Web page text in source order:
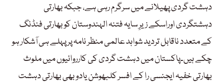
دہشت گردی پھیلانے میں سرگرم رہی ہے، جبکہ بھارتی
دہشتگردی اوراسکے زیرِ سایہ فتنہ الہندوستان کو بھارتی فنڈنگ
کے متعدد ناقابل تردید شواہد عالمی منظر نامہ پر پہلے ہی آشکار ہو
چکے ہیں۔پاکستان میں دہشت گردی کی کارروائیوں میں ملوث
بھارتی خفیہ ایجنسی را کے افسر کلبھوشن یادو بھی بھارتی دہشت